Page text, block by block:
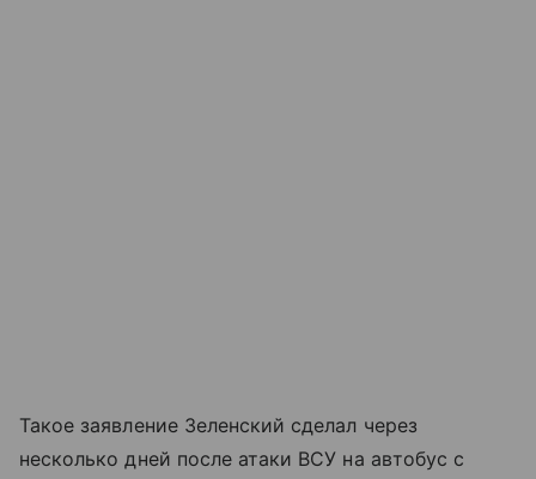
Такое заявление Зеленский сделал через
несколько дней после атаки ВСУ на автобус с